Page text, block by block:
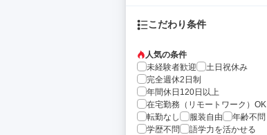
こだわり条件
人気の条件
未経験者歓迎
土日祝休み
完全週休2日制
年間休日120日以上
在宅勤務（リモートワーク）OK
転勤なし
服装自由
年齢不問
学歴不問
語学力を活かせる